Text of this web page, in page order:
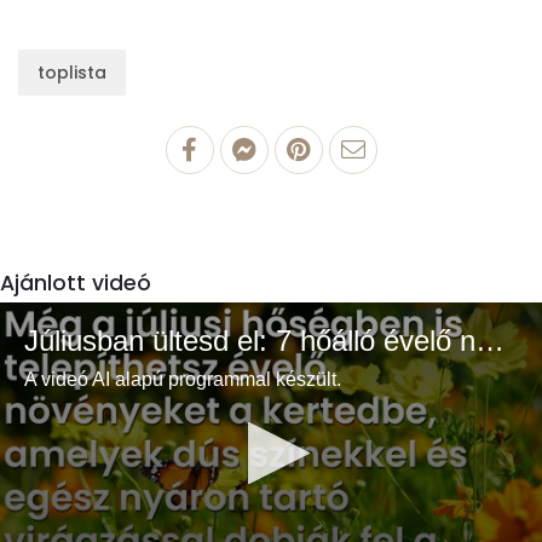
toplista
Ajánlott videó
Júliusban ültesd el: 7 hőálló évelő növény a színes és buja kertért
A videó AI alapú programmal készült.